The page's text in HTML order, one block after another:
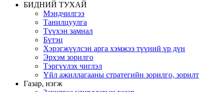
БИДНИЙ ТУХАЙ
Мэндчилгээ
Танилцуулга
Түүхэн замнал
Бүтэц
Хэрэгжүүлсэн арга хэмжээ түүний үр дүн
Эрхэм зорилго
Тэргүүлэх чиглэл
Үйл ажиллагааны стратегийн зорилго, зорилт
Газар, нэгж